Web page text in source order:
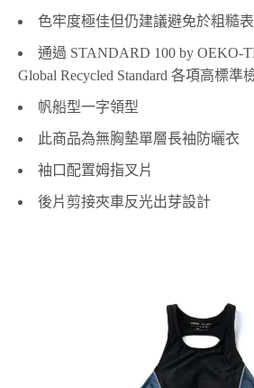
色牢度極佳但仍建議避免於粗糙
通過 STANDARD 100 by OEKO-
Global Recycled Standard 各項高標準
帆船型一字領型
此商品為無胸墊單層長袖防曬衣
袖口配置姆指叉片
後片剪接夾車反光出芽設計